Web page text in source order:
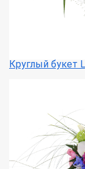
Круглый букет